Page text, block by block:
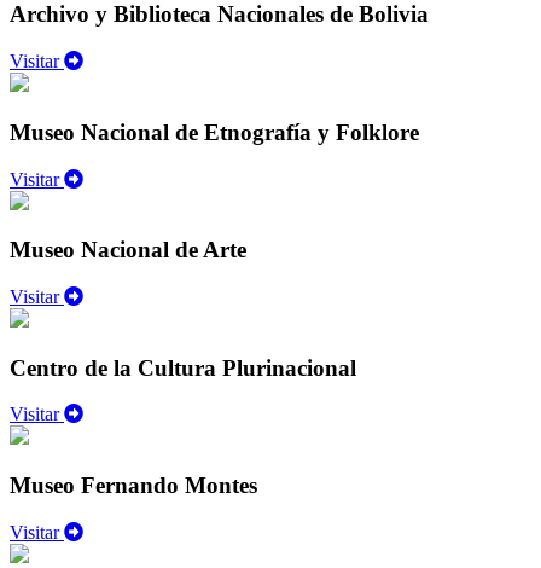
Archivo y Biblioteca Nacionales de Bolivia
Visitar
Museo Nacional de Etnografía y Folklore
Visitar
Museo Nacional de Arte
Visitar
Centro de la Cultura Plurinacional
Visitar
Museo Fernando Montes
Visitar